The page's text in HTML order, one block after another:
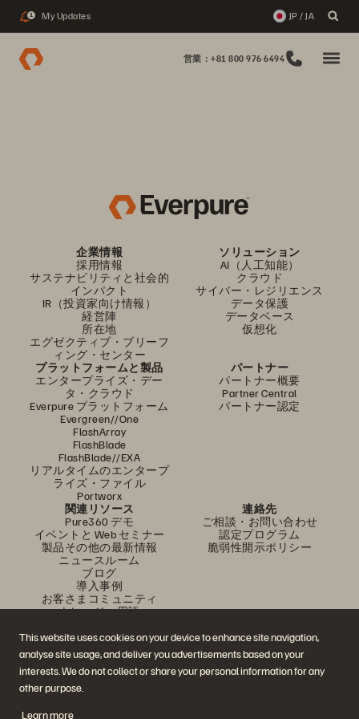
This website uses cookies on your device to enhance site navigation,
analyse site usage, and deliver you advertisements based on your
interests. We do not collect or share your personal information for any
other purpose.
Learn more
1 My Updates JP / JA
営業：+81 800 976 6494
企業情報
採用情報
サステナビリティと社会的
インパクト
IR（投資家向け情報）
経営陣
所在地
エグゼクティブ・ブリーフ
ィング・センター
ソリューション
AI（人工知能）
クラウド
サイバー・レジリエンス
データ保護
データベース
仮想化
プラットフォームと製品
エンタープライズ・デー
タ・クラウド
Everpure プラットフォーム
Evergreen//One
FlashArray
FlashBlade
FlashBlade//EXA
リアルタイムのエンタープ
ライズ・ファイル
Portworx
パートナー
パートナー概要
Partner Central
パートナー認定
関連リソース
Pure360 デモ
イベントと Web セミナー
製品その他の最新情報
ニュースルーム
ブログ
導入事例
お客さまコミュニティ
ナレッジ・用語
連絡先
ご相談・お問い合わせ
認定プログラム
脆弱性開示ポリシー
公式 SNS
是非フォローをお願いします！